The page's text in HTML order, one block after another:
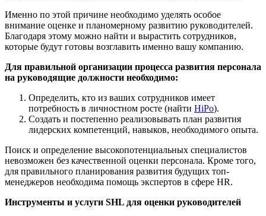
Именно по этой причине необходимо уделять особое
внимание оценке и планомерному развитию руководителей.
Благодаря этому можно найти и вырастить сотрудников,
которые будут готовы возглавить именно вашу компанию.
Для правильной организации процесса развития персонала
на руководящие должности необходимо:
Определить, кто из ваших сотрудников имеет
потребность в личностном росте (найти HiPo).
Создать и постепенно реализовывать план развития
лидерских компетенций, навыков, необходимого опыта.
Поиск и определение высокопотенциальных специалистов
невозможен без качественной оценки персонала. Кроме того,
для правильного планирования развития будущих топ-
менеджеров необходима помощь экспертов в сфере HR.
Инструменты и услуги SHL для оценки руководителей